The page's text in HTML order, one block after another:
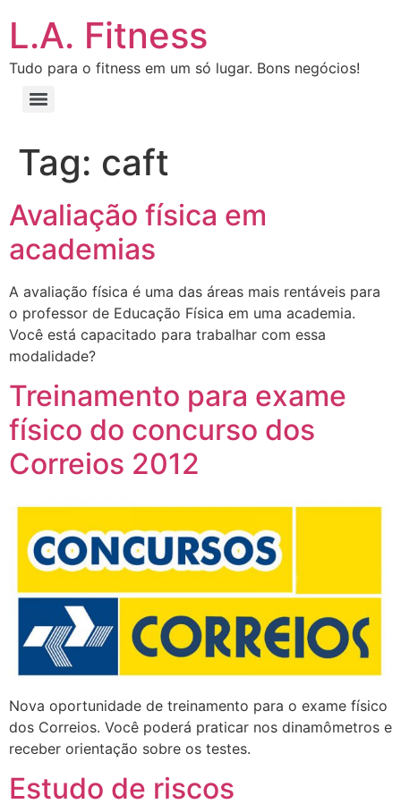
L.A. Fitness
Tudo para o fitness em um só lugar. Bons negócios!
Tag: caft
Avaliação física em
academias
A avaliação física é uma das áreas mais rentáveis para
o professor de Educação Física em uma academia.
Você está capacitado para trabalhar com essa
modalidade?
Treinamento para exame
físico do concurso dos
Correios 2012
Nova oportunidade de treinamento para o exame físico
dos Correios. Você poderá praticar nos dinamômetros e
receber orientação sobre os testes.
Estudo de riscos